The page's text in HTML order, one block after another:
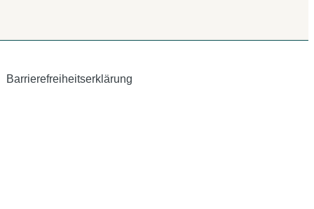
Barrierefreiheitserklärung